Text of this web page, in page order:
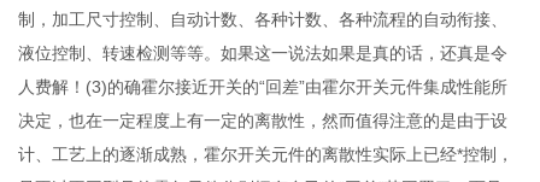
制，加工尺寸控制、自动计数、各种计数、各种流程的自动衔接、
液位控制、转速检测等等。如果这一说法如果是真的话，还真是令
人费解！(3)的确霍尔接近开关的“回差”由霍尔开关元件集成性能所
决定，也在一定程度上有一定的离散性，然而值得注意的是由于设
计、工艺上的逐渐成熟，霍尔开关元件的离散性实际上已经*控制，